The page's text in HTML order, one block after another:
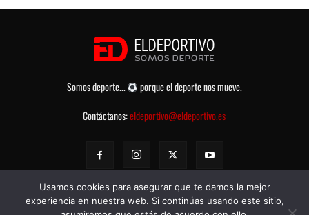
Somos deporte...
porque el deporte nos mueve.
Contáctanos:eldeportivo@eldeportivo.es
Usamos cookies para asegurar que te damos la mejor
experiencia en nuestra web. Si continúas usando este sitio,